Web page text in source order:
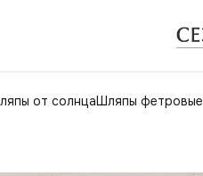
от солнцаШляпы фетровые